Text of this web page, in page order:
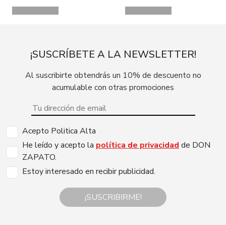
¡SUSCRÍBETE A LA NEWSLETTER!
Al suscribirte obtendrás un 10% de descuento no
acumulable con otras promociones
Acepto Politica Alta
He leído y acepto la política de privacidad de DON
ZAPATO.
Estoy interesado en recibir publicidad.
¡SUSCRIBIRME!